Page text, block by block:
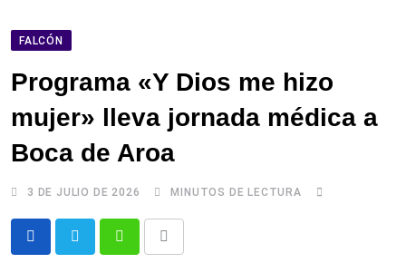
FALCÓN
Programa «Y Dios me hizo
mujer» lleva jornada médica a
Boca de Aroa
3 DE JULIO DE 2026 MINUTOS DE LECTURA